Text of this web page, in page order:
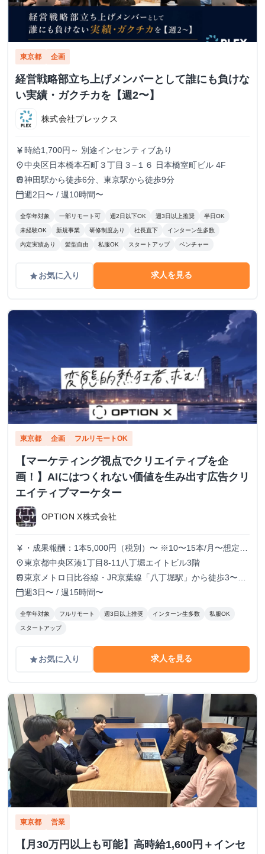
東京都 企画
経営戦略部立ち上げメンバーとして誰にも負けな
い実績・ガクチカを【週2〜】
株式会社プレックス
currency_yen 時給1,700円～ 別途インセンティブあり
place中央区日本橋本石町３丁目３−１６ 日本橋室町ビル 4F
train神田駅から徒歩6分、東京駅から徒歩9分
calendar_today週2日〜 / 週10時間〜
全学年対象 一部リモート可 週2日以下OK 週3日以上推奨 半日OK
未経験OK 新規事業 研修制度あり 社長直下 インターン生多数
内定実績あり 髪型自由 私服OK スタートアップ ベンチャー
gradeお気に入り 求人を見る
東京都 企画 フルリモートOK
【マーケティング視点でクリエイティブを企
画！】AIにはつくれない価値を生み出す広告クリ
エイティブマーケター
OPTION X株式会社
currency_yen ・成果報酬：1本5,000円（税別）〜 ※10〜15本/月〜想定
※経験、実績、能力等によって変動 ※トライアル期間の場
合変動あり
place東京都中央区湊1丁目8-11八丁堀エイトビル3階
train東京メトロ日比谷線・JR京葉線「八丁堀駅」から徒歩3〜6
分
calendar_today週3日〜 / 週15時間〜
全学年対象 フルリモート 週3日以上推奨 インターン生多数 私服OK
スタートアップ
gradeお気に入り 求人を見る
東京都 営業
【月30万円以上も可能】高時給1,600円＋インセ